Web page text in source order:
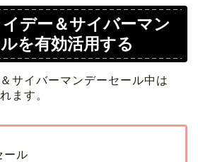
デー＆サイバーマン
を有効活用する
サイバーマンデーセール中は
ます。
ール